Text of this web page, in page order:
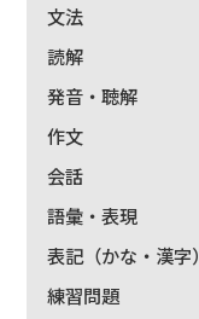
文法
読解
発音・聴解
作文
会話
語彙・表現
表記（かな・漢字）
練習問題